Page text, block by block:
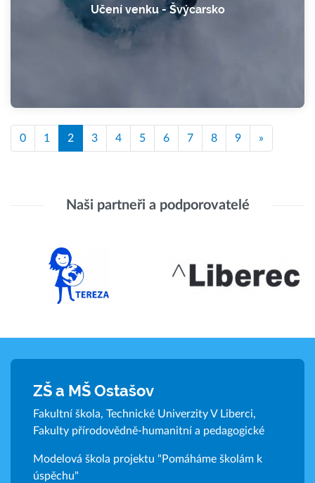
Učení venku - Švýcarsko
0 1 2 3 4 5 6 7 8 9 »
Naši partneři a podporovatelé
ZŠ a MŠ Ostašov
Fakultní škola, Technické Univerzity V Liberci,
Fakulty přírodovědně-humanitní a pedagogické
Modelová škola projektu "Pomáháme školám k
úspěchu"